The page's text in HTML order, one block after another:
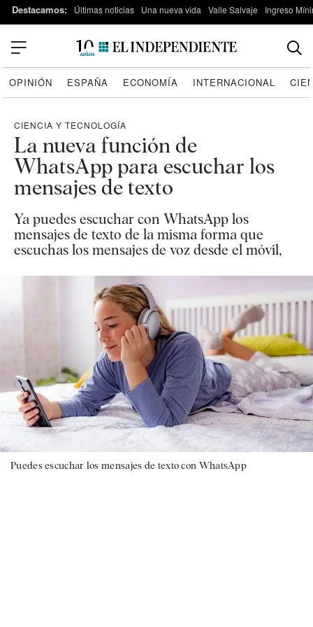
Destacamos: Últimas noticias Una nueva vida Valle Salvaje Ingreso
OPINIÓN ESPAÑA ECONOMÍA INTERNACIONAL
CIENCIA Y TECNOLOGÍA
La nueva función de
WhatsApp para escuchar los
mensajes de texto
Ya puedes escuchar con WhatsApp los
mensajes de texto de la misma forma que
escuchas los mensajes de voz desde el móvil,
Puedes escuchar los mensajes de texto con WhatsApp